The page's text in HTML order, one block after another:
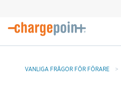
VANLIGA FRÅGOR FÖR FÖRARE